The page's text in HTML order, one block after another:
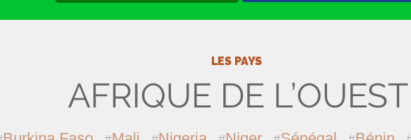
LES PAYS
AFRIQUE DE L’OUEST